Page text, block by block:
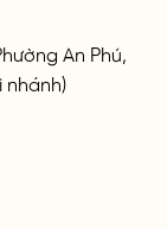
An Phú,
nhánh)